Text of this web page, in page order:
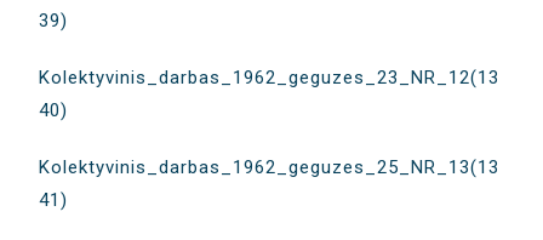
39)
Kolektyvinis_darbas_1962_geguzes_23_NR_12(13
40)
Kolektyvinis_darbas_1962_geguzes_25_NR_13(13
41)